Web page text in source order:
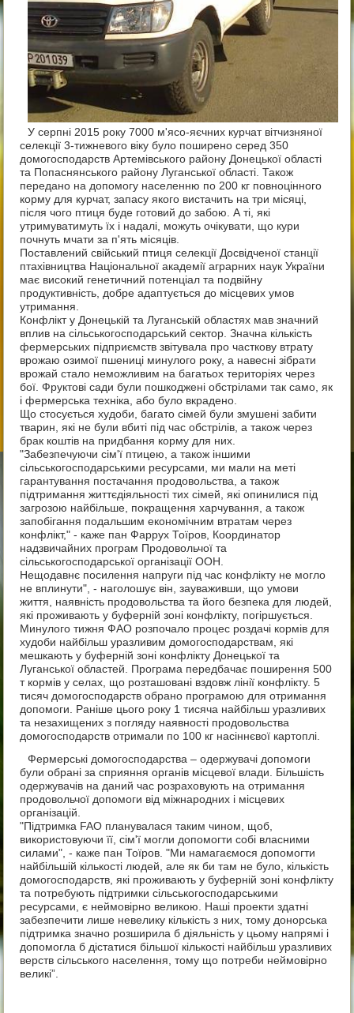
У серпні 2015 року 7000 м'ясо-яєчних курчат вітчизняної
селекції 3-тижневого віку було поширено серед 350
домогосподарств Артемівського району Донецької області
та Попаснянського району Луганської області. Також
передано на допомогу населенню по 200 кг повноцінного
корму для курчат, запасу якого вистачить на три місяці,
після чого птиця буде готовий до забою. А ті, які
утримуватимуть їх і надалі, можуть очікувати, що кури
почнуть мчати за п'ять місяців.
Поставлений свійський птиця селекції Досвідченої станції
птахівництва Національної академії аграрних наук України
має високий генетичний потенціал та подвійну
продуктивність, добре адаптується до місцевих умов
утримання.
Конфлікт у Донецькій та Луганській областях мав значний
вплив на сільськогосподарський сектор. Значна кількість
фермерських підприємств звітувала про часткову втрату
врожаю озимої пшениці минулого року, а навесні зібрати
врожай стало неможливим на багатьох територіях через
бої. Фруктові сади були пошкоджені обстрілами так само, як
і фермерська техніка, або було вкрадено.
Що стосується худоби, багато сімей були змушені забити
тварин, які не були вбиті під час обстрілів, а також через
брак коштів на придбання корму для них.
"Забезпечуючи сім'ї птицею, а також іншими
сільськогосподарськими ресурсами, ми мали на меті
гарантування постачання продовольства, а також
підтримання життєдіяльності тих сімей, які опинилися під
загрозою найбільше, покращення харчування, а також
запобігання подальшим економічним втратам через
конфлікт," - каже пан Фаррух Тоїров, Координатор
надзвичайних програм Продовольчої та
сільськогосподарської організації ООН.
Нещодавнє посилення напруги під час конфлікту не могло
не вплинути", - наголошує він, зауваживши, що умови
життя, наявність продовольства та його безпека для людей,
які проживають у буферній зоні конфлікту, погіршується.
Минулого тижня ФАО розпочало процес роздачі кормів для
худоби найбільш уразливим домогосподарствам, які
мешкають у буферній зоні конфлікту Донецької та
Луганської областей. Програма передбачає поширення 500
т кормів у селах, що розташовані вздовж лінії конфлікту. 5
тисяч домогосподарств обрано програмою для отримання
допомоги. Раніше цього року 1 тисяча найбільш уразливих
та незахищених з погляду наявності продовольства
домогосподарств отримали по 100 кг насіннєвої картоплі.
Фермерські домогосподарства – одержувачі допомоги
були обрані за сприяння органів місцевої влади. Більшість
одержувачів на даний час розраховують на отримання
продовольчої допомоги від міжнародних і місцевих
організацій.
"Підтримка FAO планувалася таким чином, щоб,
використовуючи її, сім'ї могли допомогти собі власними
силами", - каже пан Тоїров. "Ми намагаємося допомогти
найбільшій кількості людей, але як би там не було, кількість
домогосподарств, які проживають у буферній зоні конфлікту
та потребують підтримки сільськогосподарськими
ресурсами, є неймовірно великою. Наші проекти здатні
забезпечити лише невелику кількість з них, тому донорська
підтримка значно розширила б діяльність у цьому напрямі і
допомогла б дістатися більшої кількості найбільш уразливих
верств сільського населення, тому що потреби неймовірно
великі”.